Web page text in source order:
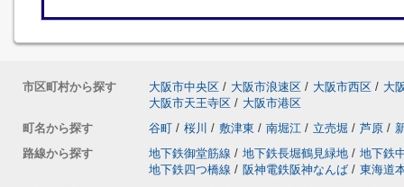
市区町村から探す 大阪市中央区 / 大阪市浪速区 / 大阪市西区 / 大
大阪市天王寺区 / 大阪市港区
町名から探す
谷町 / 桜川 / 敷津東 / 南堀江 / 立売堀 / 芦原 /
路線から探す
地下鉄御堂筋線 / 地下鉄長堀鶴見緑地 / 地下鉄
地下鉄四つ橋線 / 阪神電鉄阪神なんば / 東海道